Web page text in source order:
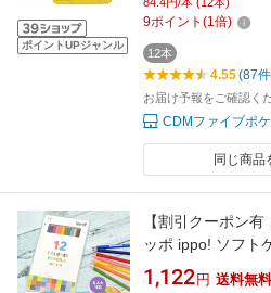
ポイントUPジャンル
84.4円/本 (12本)
9ポイント (1倍)
12本
4.55(87
お届け予報をご確認く
CDMファイブポ
同じ商品
【割引クーポン
ッポ ippo! ソフト
色 12色 ソフトタ
1,122 円 送料無料